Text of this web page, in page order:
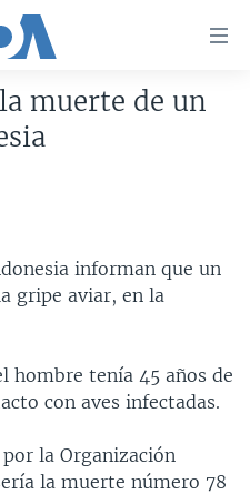
muerte de un
informan que un
gripe aviar, en la
hombre tenía 45 años de
con aves infectadas.
la Organización
la muerte número 78